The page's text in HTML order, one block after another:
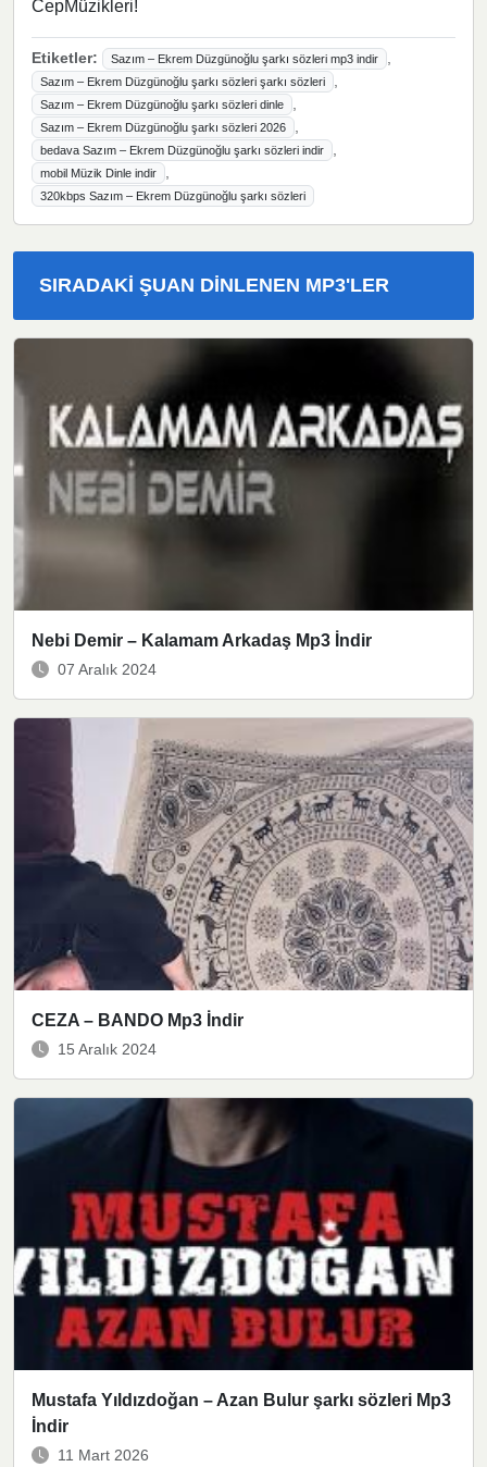
CepMüzikleri!
Etiketler: Sazım – Ekrem Düzgünoğlu şarkı sözleri mp3 indir
Sazım – Ekrem Düzgünoğlu şarkı sözleri şarkı sözleri
Sazım – Ekrem Düzgünoğlu şarkı sözleri dinle
Sazım – Ekrem Düzgünoğlu şarkı sözleri 2026
bedava Sazım – Ekrem Düzgünoğlu şarkı sözleri indir
mobil Müzik Dinle indir
320kbps Sazım – Ekrem Düzgünoğlu şarkı sözleri
SIRADAKI ŞUAN DINLENEN MP3'LER
Nebi Demir – Kalamam Arkadaş Mp3 İndir
07 Aralık 2024
CEZA – BANDO Mp3 İndir
15 Aralık 2024
Mustafa Yıldızdoğan – Azan Bulur şarkı sözleri Mp3
İndir
11 Mart 2026